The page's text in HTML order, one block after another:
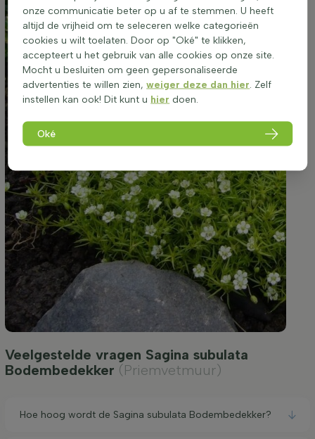
Veelgestelde vragen Sagina subulata
Bodembedekker (Priemvetmuur)
Hoe hoog wordt de Sagina subulata Bodembedekker?
onze communicatie beter op u af te stemmen. U heeft
altijd de vrijheid om te seleceren welke categorieën
cookies u wilt toelaten. Door op "Oké" te klikken,
accepteert u het gebruik van alle cookies op onze site.
Mocht u besluiten om geen gepersonaliseerde
advertenties te willen zien,weiger deze dan hier. Zelf
instellen kan ook! Dit kunt u hier doen.
Oké